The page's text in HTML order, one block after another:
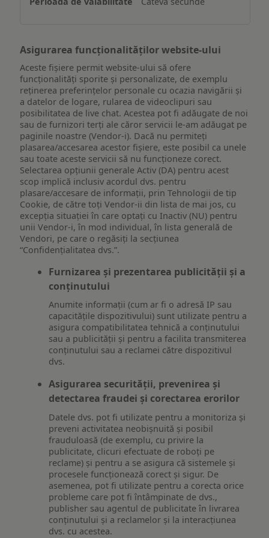
dispozitiv
Asigurarea funcționalităților website-ului
Aceste fișiere permit website-ului să ofere
funcționalități sporite și personalizate, de exemplu
reţinerea preferinţelor personale cu ocazia navigării și
a datelor de logare, rularea de videoclipuri sau
posibilitatea de live chat. Acestea pot fi adăugate de noi
sau de furnizori terți ale căror servicii le-am adăugat pe
paginile noastre (Vendor-i). Dacă nu permiteți
plasarea/accesarea acestor fișiere, este posibil ca unele
sau toate aceste servicii să nu funcționeze corect.
Selectarea opțiunii generale Activ (DA) pentru acest
scop implică inclusiv acordul dvs. pentru
plasare/accesare de informații, prin Tehnologii de tip
Cookie, de către toți Vendor-ii din lista de mai jos, cu
excepția situației în care optați cu Inactiv (NU) pentru
unii Vendor-i, în mod individual, în lista generală de
Vendori, pe care o regăsiți la secțiunea
“Confidențialitatea dvs.”.
Furnizarea și prezentarea publicității și a
conținutului
Anumite informații (cum ar fi o adresă IP sau
capacitățile dispozitivului) sunt utilizate pentru a
asigura compatibilitatea tehnică a conținutului
sau a publicității și pentru a facilita transmiterea
conținutului sau a reclamei către dispozitivul
dvs.
Asigurarea securității, prevenirea și
detectarea fraudei și corectarea erorilor
Datele dvs. pot fi utilizate pentru a monitoriza și
preveni activitatea neobișnuită și posibil
frauduloasă (de exemplu, cu privire la
publicitate, clicuri efectuate de roboți pe
reclame) și pentru a se asigura că sistemele și
procesele funcționează corect și sigur. De
asemenea, pot fi utilizate pentru a corecta orice
probleme care pot fi întâmpinate de dvs.,
publisher sau agentul de publicitate în livrarea
conținutului și a reclamelor și la interacțiunea
dvs. cu acestea.